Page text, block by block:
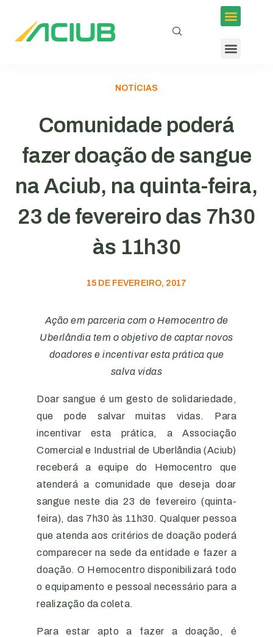
NOTÍCIAS
Comunidade poderá
fazer doação de sangue
na Aciub, na quinta-feira,
23 de fevereiro das 7h30
às 11h30
15 DE FEVEREIRO, 2017
Ação em parceria com o Hemocentro de
Uberlândia tem o objetivo de captar novos
doadores e incentivar esta prática que
salva vidas
Doar sangue é um gesto de solidariedade,
que pode salvar muitas vidas. Para
incentivar esta prática, a Associação
Comercial e Industrial de Uberlândia (Aciub)
receberá a equipe do Hemocentro que
atenderá a comunidade que deseja doar
sangue neste dia 23 de fevereiro (quinta-
feira), das 7h30 às 11h30. Qualquer pessoa
que atenda aos critérios de doação poderá
comparecer na sede da entidade e fazer a
doação. O Hemocentro disponibilizará todo
o equipamento e pessoal necessário para a
realização da coleta.
Para estar apto a fazer a doação, é